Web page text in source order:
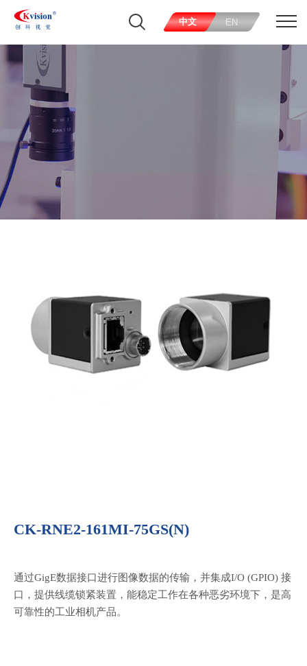
中文 EN
CK-RNE2-161MI-75GS(N)
通过GigE数据接口进行图像数据的传输，并集成I/O (GPIO) 接
口，提供线缆锁紧装置，能稳定工作在各种恶劣环境下，是高
可靠性的工业相机产品。